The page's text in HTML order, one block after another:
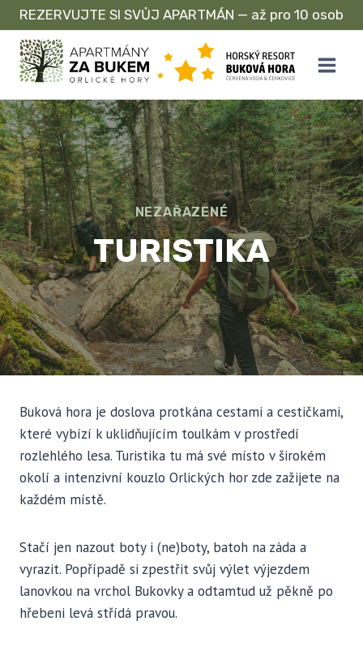
REZERVUJTE SI SVŮJ APARTMÁN — až pro 10 osob
Přeskočit
obsah
NEZAŘAZENÉ
TURISTIKA
Buková hora je doslova protkána cestami a cestičkami,
které vybízí k uklidňujícím toulkám v prostředí
rozlehlého lesa. Turistika tu má své místo v širokém
okolí a intenzivní kouzlo Orlických hor zde zažijete na
každém místě.
Stačí jen nazout boty i (ne)boty, batoh na záda a
vyrazit. Popřípadě si zpestřit svůj výlet výjezdem
lanovkou na vrchol Bukovky a odtamtud už pěkně po
hřebeni levá střídá pravou.